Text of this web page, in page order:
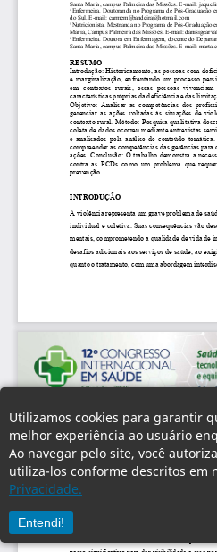
Utilizamos cookies para garantir
melhor experiência ao usuário
Ao navegar pelo site, você
utiliza-los conforme descritos em
Privacidade.
Entendi!